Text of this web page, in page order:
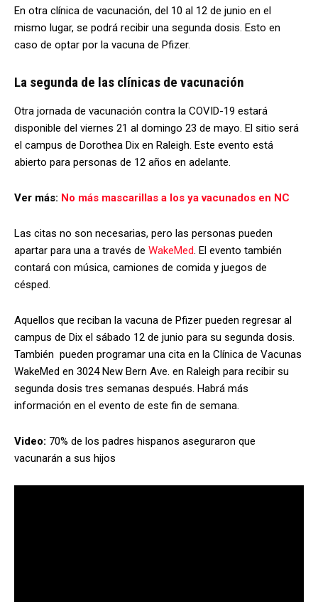
En otra clínica de vacunación, del 10 al 12 de junio en el
mismo lugar, se podrá recibir una segunda dosis. Esto en
caso de optar por la vacuna de Pfizer.
La segunda de las clínicas de vacunación
Otra jornada de vacunación contra la COVID-19 estará
disponible del viernes 21 al domingo 23 de mayo. El sitio será
el campus de Dorothea Dix en Raleigh. Este evento está
abierto para personas de 12 años en adelante.
Ver más: No más mascarillas a los ya vacunados en NC
Las citas no son necesarias, pero las personas pueden
apartar para una a través de WakeMed. El evento también
contará con música, camiones de comida y juegos de
césped.
Aquellos que reciban la vacuna de Pfizer pueden regresar al
campus de Dix el sábado 12 de junio para su segunda dosis.
También pueden programar una cita en la Clínica de Vacunas
WakeMed en 3024 New Bern Ave. en Raleigh para recibir su
segunda dosis tres semanas después. Habrá más
información en el evento de este fin de semana.
Video: 70% de los padres hispanos aseguraron que
vacunarán a sus hijos